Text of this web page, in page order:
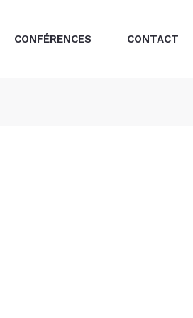
CONFÉRENCES CONTACT